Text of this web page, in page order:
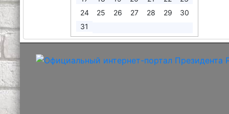
24
25 26 27 28 29
30
31